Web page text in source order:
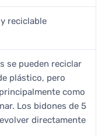
reciclable
se pueden reciclar
plástico, pero
como
Los bidones de 5
directamente